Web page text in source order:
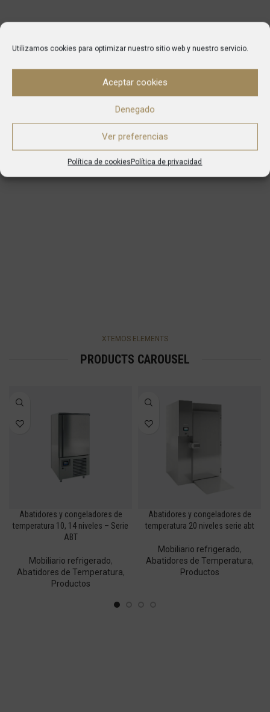
Utilizamos cookies para optimizar nuestro sitio web y nuestro servicio.
Aceptar cookies
Denegado
Ver preferencias
Política de cookiesPolítica de privacidad
XTEMOS ELEMENTS
PRODUCTS CAROUSEL
Abatidores y congeladores de
temperatura 10, 14 niveles – Serie
ABT
Mobiliario refrigerado,
Abatidores de Temperatura,
Productos
Abatidores y congeladores de
temperatura 20 niveles serie abt
Mobiliario refrigerado,
Abatidores de Temperatura,
Productos